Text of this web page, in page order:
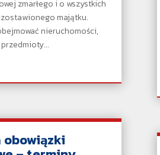
zmarłego i o wszystkich
majątku.
nieruchomości,
obowiązki